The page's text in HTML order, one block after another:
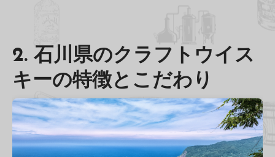
2. 石川県のクラフトウイス
キーの特徴とこだわり